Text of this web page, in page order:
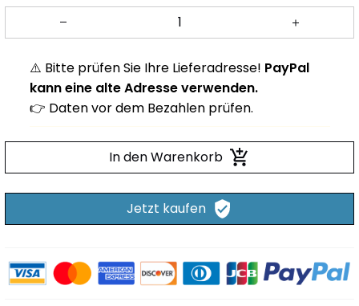
⚠️ Bitte prüfen Sie Ihre Lieferadresse! PayPal
kann eine alte Adresse verwenden.
👉 Daten vor dem Bezahlen prüfen.
In den Warenkorb
Jetzt kaufen